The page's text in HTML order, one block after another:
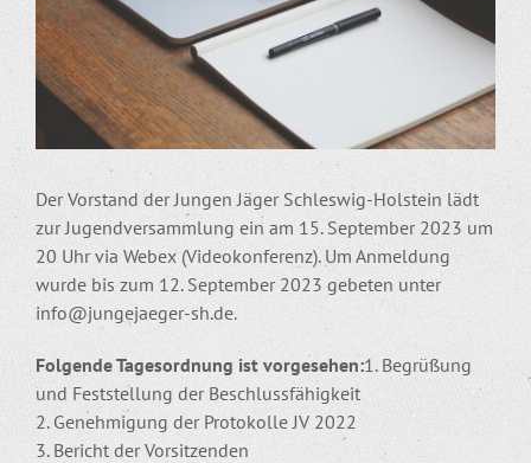
Der Vorstand der Jungen Jäger Schleswig-Holstein lädt
zur Jugendversammlung ein am 15. September 2023 um
20 Uhr via Webex (Videokonferenz). Um Anmeldung
wurde bis zum 12. September 2023 gebeten unter
info@jungejaeger-sh.de.
Folgende Tagesordnung ist vorgesehen:1. Begrüßung
und Feststellung der Beschlussfähigkeit
2. Genehmigung der Protokolle JV 2022
3. Bericht der Vorsitzenden